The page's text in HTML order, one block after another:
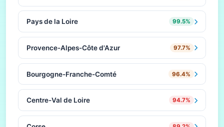
Pays de la Loire 99.5%
Provence-Alpes-Côte d'Azur 97.7%
Bourgogne-Franche-Comté 96.4%
Centre-Val de Loire 94.7%